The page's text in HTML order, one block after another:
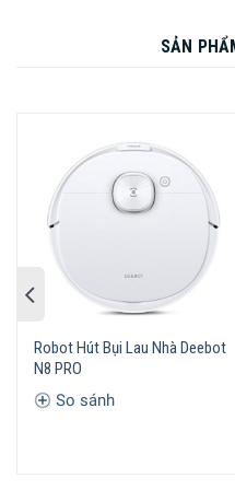
Robot Hút Bụi Lau
Hiệu suất làm sạch mạnh
sống
SẢN
Robot Hút Bụi Lau Nhà Deebot
N8 PRO
So sánh